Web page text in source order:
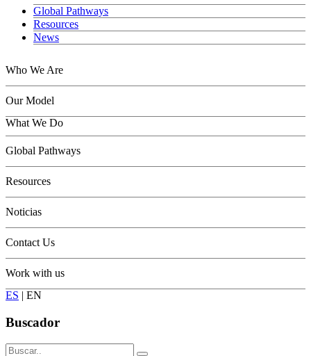
Global Pathways
Resources
News
Who We Are
Our Model
What We Do
Youth
Adults
Seniors
Conservation
Global Pathways
Resources
Noticias
Contact Us
Work with us
ES | EN
Buscador